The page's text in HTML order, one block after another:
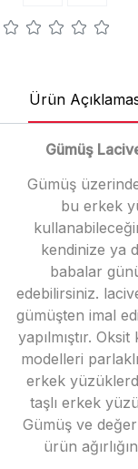
Ürün
Gümüş
Gümüş
bu erkek
kendinize ya
babalar
edebilirsiniz.
gümüşten imal
yapılmıştır.
modelleri
erkek
taşlı erkek
Gümüş ve
ürün